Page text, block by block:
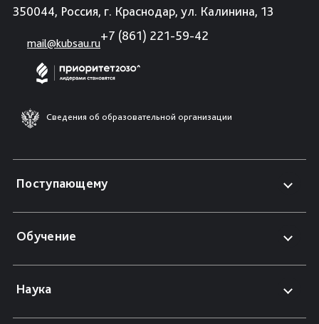
350044, Россия, г. Краснодар, ул. Калинина, 13
mail@kubsau.ru
+7 (861) 221-59-42
Сведения об образовательной организации
Поступающему
Обучение
Наука